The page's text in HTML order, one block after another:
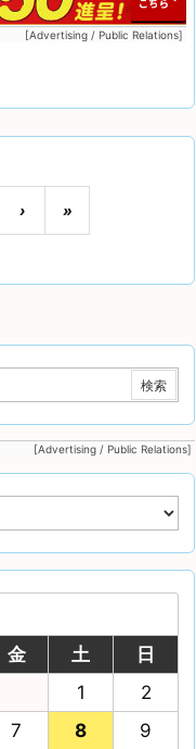
[Advertising / Public Relations]
› »
[Advertising / Public Relations]
金 土
日
1
2
7 8
9